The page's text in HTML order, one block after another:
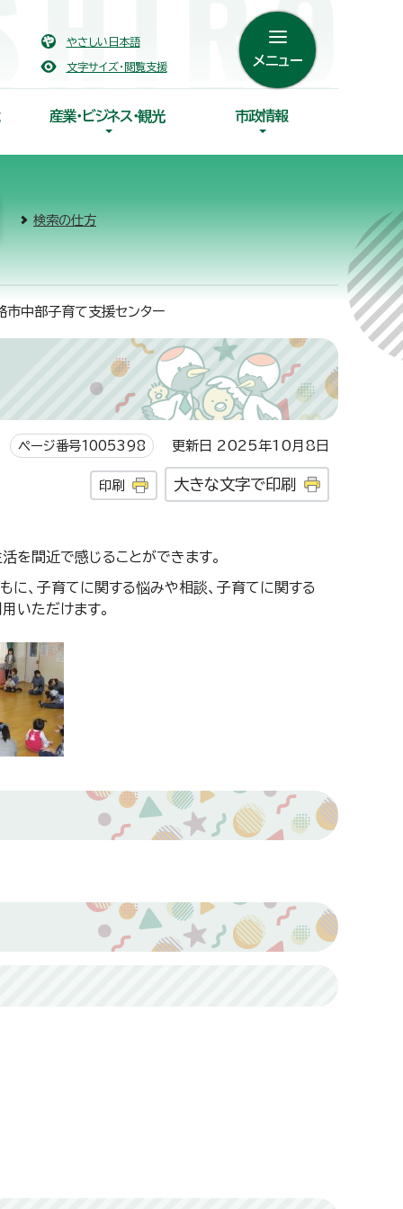
やさしい日本語
文字サイズ・閲覧支援 メニュー
産業・ビジネス・観光 市政情報
検索の仕方
中部子育て支援センター
ページ番号1005398 更新日 2025年10月8日
印刷 大きな文字で印刷
を間近で感じることができます。
、子育てに関する悩みや相談、子育てに関する
いただけます。